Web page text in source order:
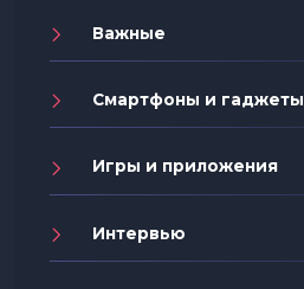
Важные
Смартфоны и гаджеты
Игры и приложения
Интервью